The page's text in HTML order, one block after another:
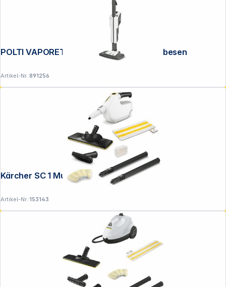
POLTI VAPORETTO SV660 STYLE Dampfbesen
Artikel-Nr.:891256
Kärcher SC 1 Multi UP EU
Artikel-Nr.:153143
Copyright © 2001 - 2026 DGH - Alle Rechte vorbehalten.